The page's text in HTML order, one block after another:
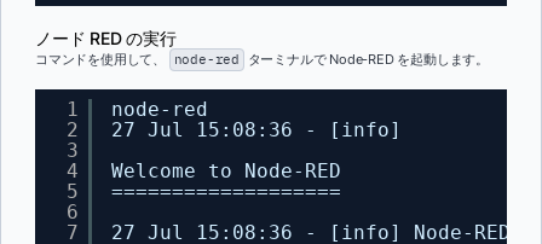
ノード RED の実行
コマンドを使用して、 node-red ターミナルで Node-RED を起動します。
1
2
3
4
5
6
7
node-red
27 Jul 15:08:36 - [info]
Welcome to Node-RED
===================
27 Jul 15:08:36 - [info] Node-RED